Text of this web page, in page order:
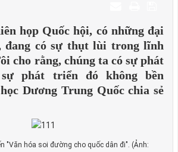
họp Quốc hội, có những đại
đang có sự thụt lùi trong lĩnh
cho rằng, chúng ta có sự phát
phát triển đó không bền
Dương Trung Quốc chia sẻ
"Văn hóa soi đường cho quốc dân đi". (Ảnh: